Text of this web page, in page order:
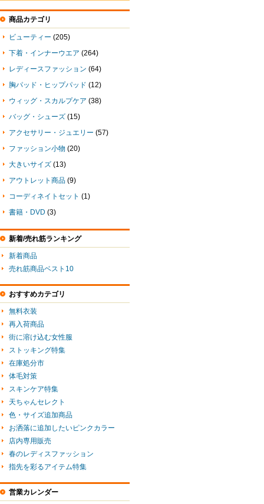
商品カテゴリ
ビューティー (205)
下着・インナーウエア (264)
レディースファッション (64)
胸パッド・ヒップパッド (12)
ウィッグ・スカルプケア (38)
バッグ・シューズ (15)
アクセサリー・ジュエリー (57)
ファッション小物 (20)
大きいサイズ (13)
アウトレット商品 (9)
コーディネイトセット (1)
書籍・DVD (3)
新着/売れ筋ランキング
新着商品
売れ筋商品ベスト10
おすすめカテゴリ
無料衣装
再入荷商品
街に溶け込む女性服
ストッキング特集
在庫処分市
体毛対策
スキンケア特集
天ちゃんセレクト
色・サイズ追加商品
お洒落に追加したいピンクカラー
店内専用販売
春のレディスファッション
指先を彩るアイテム特集
営業カレンダー